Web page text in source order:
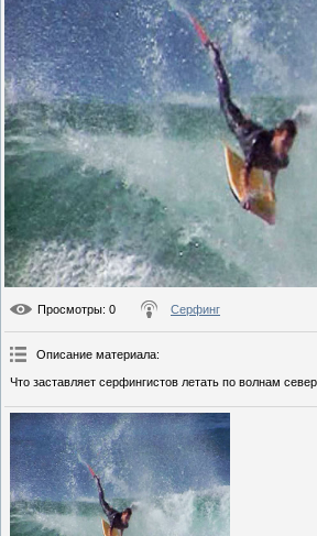
Просмотры: 0 Серфинг
Описание материала:
Что заставляет серфингистов летать по волнам